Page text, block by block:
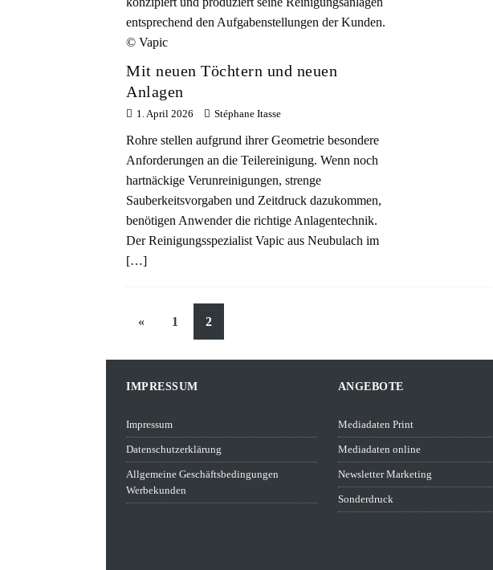
Mit neuen Töchtern und neuen
Anlagen
1. April 2026 Stéphane Itasse
Rohre stellen aufgrund ihrer Geometrie besondere
Anforderungen an die Teilereinigung. Wenn noch
hartnäckige Verunreinigungen, strenge
Sauberkeitsvorgaben und Zeitdruck dazukommen,
benötigen Anwender die richtige Anlagentechnik.
Der Reinigungsspezialist Vapic aus Neubulach im
[…]
« 1 2
IMPRESSUM
Impressum
Datenschutzerklärung
Allgemeine Geschäftsbedingungen
Werbekunden
ANGEBOTE
Mediadaten Print
Mediadaten online
Newsletter Marketing
Sonderdruck